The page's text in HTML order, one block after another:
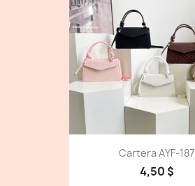
Cartera AYF-187
4,50 $